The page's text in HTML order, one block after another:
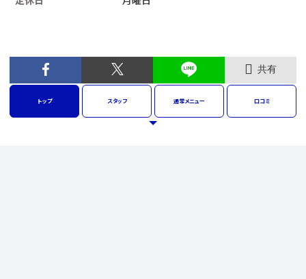
共有
トップ スタッフ 通常メニュー 口コミ